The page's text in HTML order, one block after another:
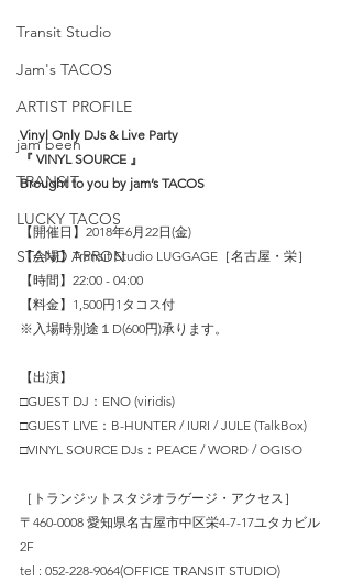
Transit Studio
Jam's TACOS
ARTIST PROFILE
jam been
TRANSIT
LUCKY TACOS
STAND APRON
Vinyl Only DJs & Live Party
『 VINYL SOURCE 』
Brought to you by jam’s TACOS
【開催日】2018年6月22日(金)
【会場】Transit Studio LUGGAGE［名古屋・栄］
【時間】22:00 - 04:00
【料金】1,500円1タコス付
※入場時別途１D(600円)承ります。
【出演】
□GUEST DJ：ENO (viridis)
□GUEST LIVE：B-HUNTER / IURI / JULE (TalkBox)
□VINYL SOURCE DJs：PEACE / WORD / OGISO
［トランジットスタジオラゲージ・アクセス］
〒460-0008 愛知県名古屋市中区栄4-7-17ユタカビル
2F
tel : 052-228-9064(OFFICE TRANSIT STUDIO)